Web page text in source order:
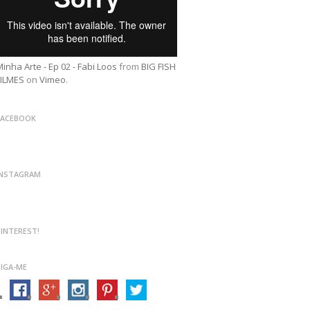
Arte - Ep 02 - Fabi Loos from BIG FISH
on Vimeo.
ME